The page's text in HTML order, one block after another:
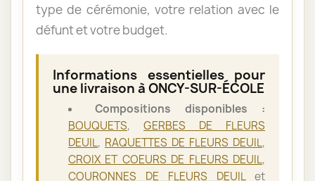
type de cérémonie, votre relation avec le
défunt et votre budget.
Informations essentielles pour
une livraison à ONCY-SUR-ÉCOLE
Compositions disponibles :
BOUQUETS, GERBES DE FLEURS
DEUIL, RAQUETTES DE FLEURS DEUIL,
CROIX ET COEURS DE FLEURS DEUIL,
COURONNES DE FLEURS DEUILet